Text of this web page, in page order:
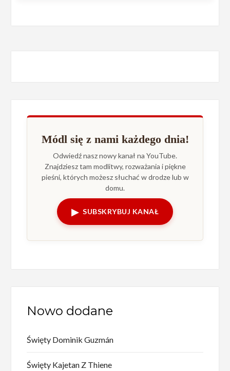
Módl się z nami każdego dnia!
Odwiedź nasz nowy kanał na YouTube.
Znajdziesz tam modlitwy, rozważania i piękne
pieśni, których możesz słuchać w drodze lub w
domu.
▶ SUBSKRYBUJ KANAŁ
Nowo dodane
Święty Dominik Guzmán
Święty Kajetan Z Thiene